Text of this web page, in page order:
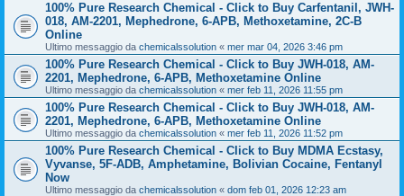
100% Pure Research Chemical - Click to Buy Carfentanil, JWH-
018, AM-2201, Mephedrone, 6-APB, Methoxetamine, 2C-B
Online
Ultimo messaggio da chemicalssolution « mer mar 04, 2026 3:46 pm
100% Pure Research Chemical - Click to Buy JWH-018, AM-
2201, Mephedrone, 6-APB, Methoxetamine Online
Ultimo messaggio da chemicalssolution « mer feb 11, 2026 11:55 pm
100% Pure Research Chemical - Click to Buy JWH-018, AM-
2201, Mephedrone, 6-APB, Methoxetamine Online
Ultimo messaggio da chemicalssolution « mer feb 11, 2026 11:52 pm
100% Pure Research Chemical - Click to Buy MDMA Ecstasy,
Vyvanse, 5F-ADB, Amphetamine, Bolivian Cocaine, Fentanyl
Now
Ultimo messaggio da chemicalssolution « dom feb 01, 2026 12:23 am